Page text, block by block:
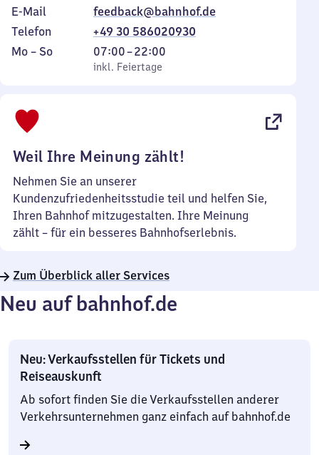
E-Mail
feedback@bahnhof.de
Telefon
+49 30 586020930
Montag
Mo – So,
inkl. Feiertage
07:00–22:00
Von
7
inkl. Feiertage
Weil Ihre Meinung zählt!
Nehmen Sie an unserer
Kundenzufriedenheitsstudie teil und helfen Sie,
Ihren Bahnhof mitzugestalten. Ihre Meinung
zählt – für ein besseres Bahnhofserlebnis.
Zum Überblick aller Services
Neu auf bahnhof.de
Neu: Verkaufsstellen für Tickets und
Reiseauskunft
Ab sofort finden Sie die Verkaufsstellen anderer
Verkehrsunternehmen ganz einfach auf bahnhof.de